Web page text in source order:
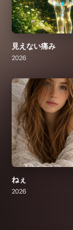
見えない痛み
2026
ねぇ
2026